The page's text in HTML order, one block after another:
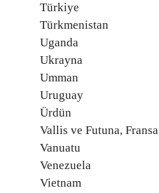
Türkiye
Türkmenistan
Uganda
Ukrayna
Umman
Uruguay
Ürdün
Vallis ve Futuna, Fransa
Vanuatu
Venezuela
Vietnam